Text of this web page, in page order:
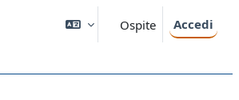
Ospite Accedi